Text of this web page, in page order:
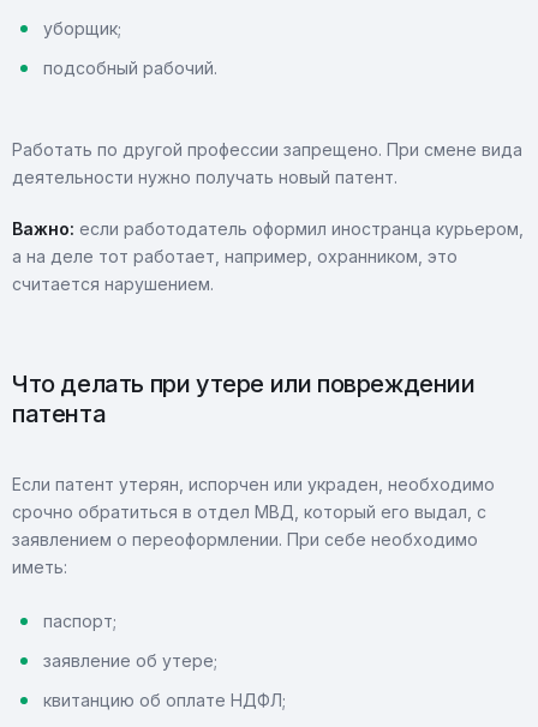
уборщик;
подсобный рабочий.
Работать по другой профессии запрещено. При смене вида
деятельности нужно получать новый патент.
Важно: если работодатель оформил иностранца курьером,
а на деле тот работает, например, охранником, это
считается нарушением.
Что делать при утере или повреждении
патента
Если патент утерян, испорчен или украден, необходимо
срочно обратиться в отдел МВД, который его выдал, с
заявлением о переоформлении. При себе необходимо
иметь:
паспорт;
заявление об утере;
квитанцию об оплате НДФЛ;